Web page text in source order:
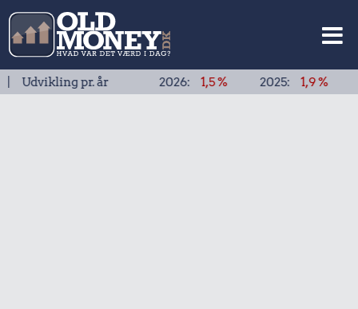
pr. år2026: 1,5 % 2025: 1,9 % 2024: